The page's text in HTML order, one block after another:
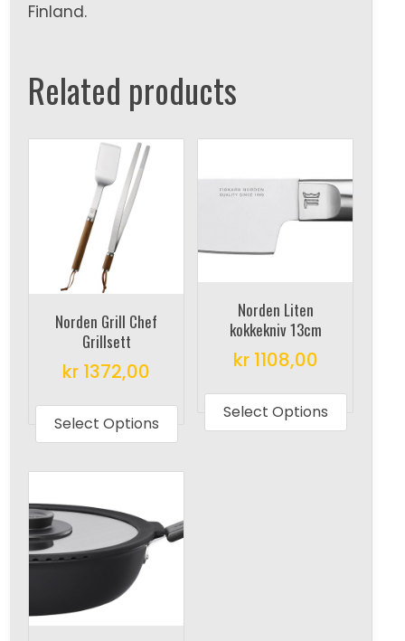
Finland.
Related products
Norden Grill Chef
Grillsett
kr 1372,00
Select Options
This
product
has
multiple
The
options
Norden Liten
kokkekniv 13cm
kr1108,00
Select Options
has